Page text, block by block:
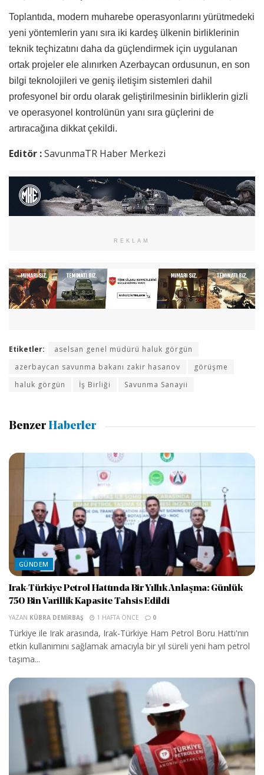
Toplantıda, modern muharebe operasyonlarını yürütmedeki
yeni yöntemlerin yanı sıra iki kardeş ülkenin birliklerinin
teknik teçhizatını daha da güçlendirmek için uygulanan
ortak projeler ele alınırken Azerbaycan ordusunun, en son
bilgi teknolojileri ve geniş iletişim sistemleri dahil
profesyonel bir ordu olarak geliştirilmesinin birliklerin gizli
ve operasyonel kontrolünün yanı sıra güçlerini de
artıracağına dikkat çekildi.
Editör :SavunmaTR Haber Merkezi
REKLAM
Etiketler:
aselsan genel müdürü haluk görgün
azerbaycan savunma bakanı zakir hasanov
görüşme
haluk görgün
İş Birliği Savunma Sanayii
Benzer Haberler
GÜNDEM
Irak-Türkiye Petrol Hattında Bir Yıllık Anlaşma: Günlük
750 Bin Varillik Kapasite Tahsis Edildi
YAZAN KÜBRA DEMIRBAŞ 1 HAFTA ÖNCE 0
Türkiye ile Irak arasında, Irak-Türkiye Ham Petrol Boru Hattı'nın
etkin kullanımını sağlamak amacıyla bir yıl süreli yeni ham petrol
taşıma...